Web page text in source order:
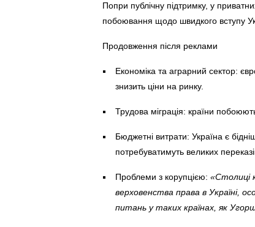
Попри публічну підтримку, у
побоювання щодо швидкого вступу
Продовження після реклами
Економіка та аграрний сектор:
знизить ціни на ринку.
Трудова міграція: країни
Бюджетні витрати: Україна є
потребуватимуть великих
Проблеми з корупцією: «Столиці
верховенства права в Україні,
питань у таких країнах, як